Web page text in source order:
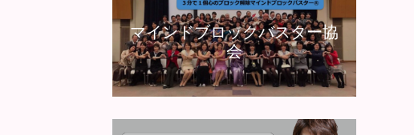
マインドブロックバスター協
会